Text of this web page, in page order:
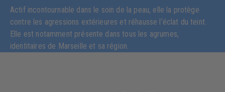
Actif incontournable dans le soin de la peau, elle la protège
contre les agressions extérieures et réhausse l’éclat du teint.
Elle est notamment présente dans tous les agrumes,
identitaires de Marseille et sa région.